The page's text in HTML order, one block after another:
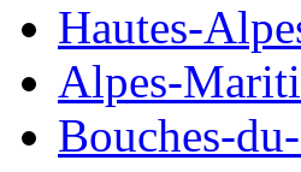
Hautes-
Alpes-
Bouches-